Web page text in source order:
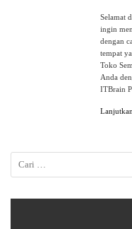
Selamat
ingin
dengan
tempat
Toko
Anda
ITBrain